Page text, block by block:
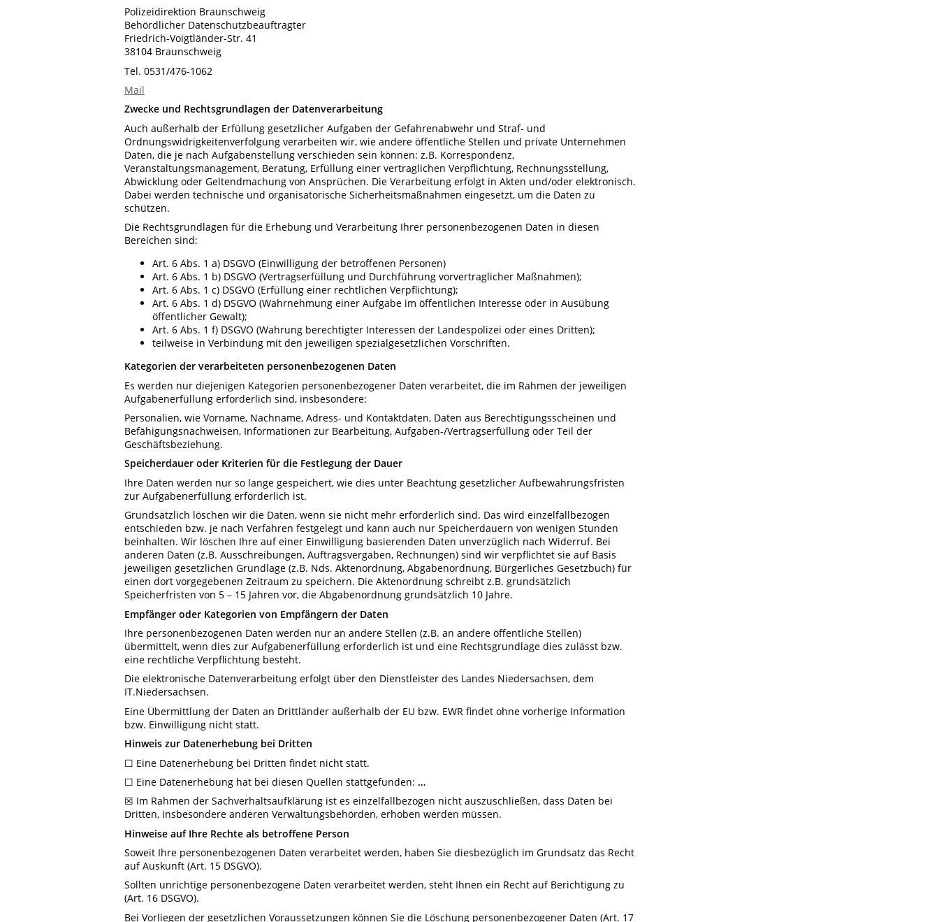
Polizeidirektion Braunschweig
Behördlicher Datenschutzbeauftragter
Friedrich-Voigtländer-Str. 41
38104 Braunschweig
Tel. 0531/476-1062
Mail
Zwecke und Rechtsgrundlagen der Datenverarbeitung
Auch außerhalb der Erfüllung gesetzlicher Aufgaben der Gefahrenabwehr und Straf- und
Ordnungswidrigkeitenverfolgung verarbeiten wir, wie andere öffentliche Stellen und private Unternehmen
Daten, die je nach Aufgabenstellung verschieden sein können: z.B. Korrespondenz,
Veranstaltungsmanagement, Beratung, Erfüllung einer vertraglichen Verpflichtung, Rechnungsstellung,
Abwicklung oder Geltendmachung von Ansprüchen. Die Verarbeitung erfolgt in Akten und/oder elektronisch.
Dabei werden technische und organisatorische Sicherheitsmaßnahmen eingesetzt, um die Daten zu
schützen.
Die Rechtsgrundlagen für die Erhebung und Verarbeitung Ihrer personenbezogenen Daten in diesen
Bereichen sind:
Art. 6 Abs. 1 a) DSGVO (Einwilligung der betroffenen Personen)
Art. 6 Abs. 1 b) DSGVO (Vertragserfüllung und Durchführung vorvertraglicher Maßnahmen);
Art. 6 Abs. 1 c) DSGVO (Erfüllung einer rechtlichen Verpflichtung);
Art. 6 Abs. 1 d) DSGVO (Wahrnehmung einer Aufgabe im öffentlichen Interesse oder in Ausübung
öffentlicher Gewalt);
Art. 6 Abs. 1 f) DSGVO (Wahrung berechtigter Interessen der Landespolizei oder eines Dritten);
teilweise in Verbindung mit den jeweiligen spezialgesetzlichen Vorschriften.
Kategorien der verarbeiteten personenbezogenen Daten
Es werden nur diejenigen Kategorien personenbezogener Daten verarbeitet, die im Rahmen der jeweiligen
Aufgabenerfüllung erforderlich sind, insbesondere:
Personalien, wie Vorname, Nachname, Adress- und Kontaktdaten, Daten aus Berechtigungsscheinen und
Befähigungsnachweisen, Informationen zur Bearbeitung, Aufgaben-/Vertragserfüllung oder Teil der
Geschäftsbeziehung.
Speicherdauer oder Kriterien für die Festlegung der Dauer
Ihre Daten werden nur so lange gespeichert, wie dies unter Beachtung gesetzlicher Aufbewahrungsfristen
zur Aufgabenerfüllung erforderlich ist.
Grundsätzlich löschen wir die Daten, wenn sie nicht mehr erforderlich sind. Das wird einzelfallbezogen
entschieden bzw. je nach Verfahren festgelegt und kann auch nur Speicherdauern von wenigen Stunden
beinhalten. Wir löschen Ihre auf einer Einwilligung basierenden Daten unverzüglich nach Widerruf. Bei
anderen Daten (z.B. Ausschreibungen, Auftragsvergaben, Rechnungen) sind wir verpflichtet sie auf Basis
jeweiligen gesetzlichen Grundlage (z.B. Nds. Aktenordnung, Abgabenordnung, Bürgerliches Gesetzbuch) für
einen dort vorgegebenen Zeitraum zu speichern. Die Aktenordnung schreibt z.B. grundsätzlich
Speicherfristen von 5 – 15 Jahren vor, die Abgabenordnung grundsätzlich 10 Jahre.
Empfänger oder Kategorien von Empfängern der Daten
Ihre personenbezogenen Daten werden nur an andere Stellen (z.B. an andere öffentliche Stellen)
übermittelt, wenn dies zur Aufgabenerfüllung erforderlich ist und eine Rechtsgrundlage dies zulässt bzw.
eine rechtliche Verpflichtung besteht.
Die elektronische Datenverarbeitung erfolgt über den Dienstleister des Landes Niedersachsen, dem
IT.Niedersachsen.
Eine Übermittlung der Daten an Drittländer außerhalb der EU bzw. EWR findet ohne vorherige Information
bzw. Einwilligung nicht statt.
Hinweis zur Datenerhebung bei Dritten
☐ Eine Datenerhebung bei Dritten findet nicht statt.
☐ Eine Datenerhebung hat bei diesen Quellen stattgefunden: …
☒ Im Rahmen der Sachverhaltsaufklärung ist es einzelfallbezogen nicht auszuschließen, dass Daten bei
Dritten, insbesondere anderen Verwaltungsbehörden, erhoben werden müssen.
Hinweise auf Ihre Rechte als betroffene Person
Soweit Ihre personenbezogenen Daten verarbeitet werden, haben Sie diesbezüglich im Grundsatz das Recht
auf Auskunft (Art. 15 DSGVO).
Sollten unrichtige personenbezogene Daten verarbeitet werden, steht Ihnen ein Recht auf Berichtigung zu
(Art. 16 DSGVO).
Bei Vorliegen der gesetzlichen Voraussetzungen können Sie die Löschung personenbezogener Daten (Art. 17